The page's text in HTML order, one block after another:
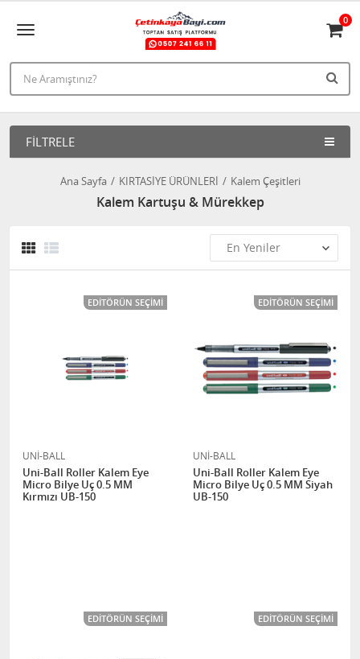
0
FILTRELE
Ana Sayfa KIRTASİYE ÜRÜNLERİ Kalem Çeşitleri
Kalem Kartuşu & Mürekkep
EDITÖRÜN SEÇIMI
UNİ-BALL
Uni-Ball Roller Kalem Eye
Micro Bilye Uç 0.5 MM
Kırmızı UB-150
EDITÖRÜN SEÇIMI
UNİ-BALL
Uni-Ball Roller Kalem Eye
Micro Bilye Uç 0.5 MM Siyah
UB-150
EDITÖRÜN SEÇIMI EDITÖRÜN SEÇIMI